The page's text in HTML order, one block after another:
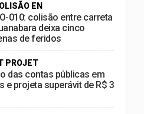
EN
010: colisão entre carreta
deixa cinco
de feridos
PROJET
das contas públicas em
e projeta superávit de R$ 3